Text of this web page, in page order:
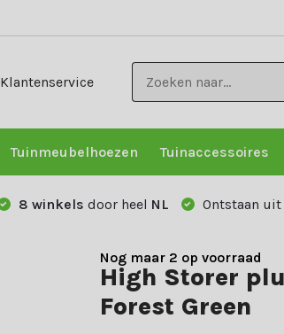
Klantenservice
Tuinmeubelhoezen Tuinaccessoires
8 winkels door heel NL Ontstaan uit
High Storer
Forest Green
Nog maar 2 op voorraad